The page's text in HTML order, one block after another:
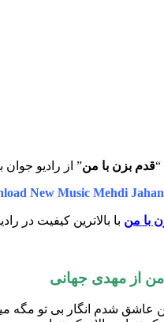
“قدم بزن با من” از رادیو جوان
New Music Mehdi
با من با بالاترین کیفیت در
ازمهدی جهانی
شدم انگار بی تو مگه